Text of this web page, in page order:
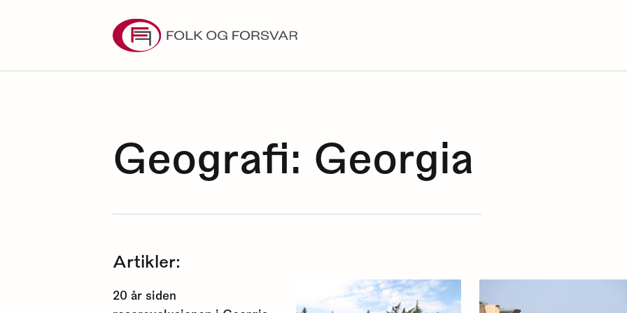
Geografi: Georgia
Artikler:
20 år siden